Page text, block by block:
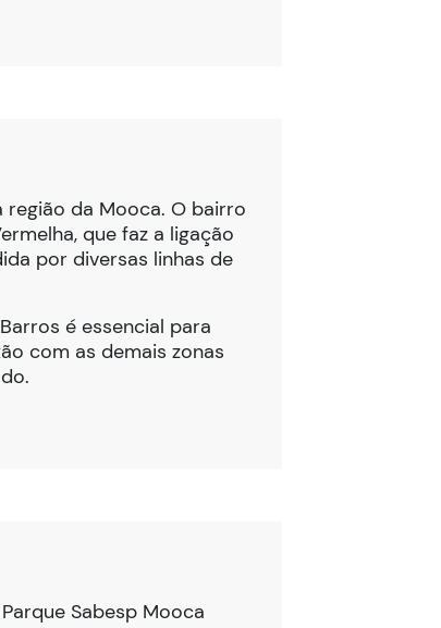
da Mooca. O bairro
que faz a ligação
por diversas linhas de
é essencial para
com as demais zonas
Sabesp Mooca